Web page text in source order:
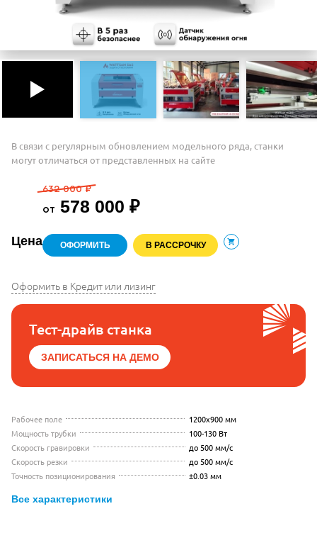
В связи с регулярным обновлением модельного ряда, станки
могут отличаться от представленных на сайте
Рабочее поле
1200x900 мм
Мощность трубки
100-130 Вт
Скорость гравировки
до 500 мм/с
Скорость резки
до 500 мм/с
Точность позиционирования
±0.03 мм
Все характеристики
Цена
632 000 ₽
от 578 000 ₽
ОФОРМИТЬ В РАССРОЧКУ В корзину
Оформить в Кредит или лизинг
Тест-драйв станка
ЗАПИСАТЬСЯ НА ДЕМО